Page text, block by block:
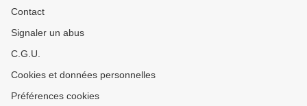
Contact
Signaler un abus
C.G.U.
Cookies et données personnelles
Préférences cookies